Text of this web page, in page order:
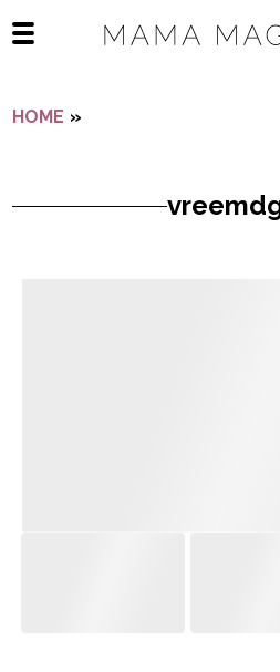
Open het mobiele menu
HOME »